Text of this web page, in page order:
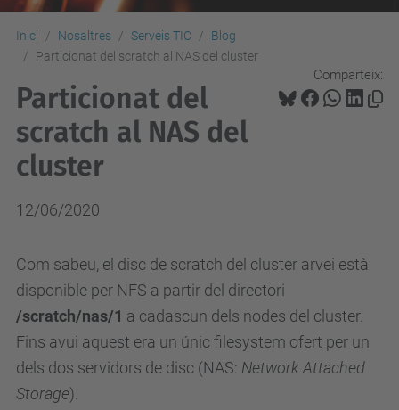
Inici Nosaltres Serveis TIC
Blog
Particionat del scratch al NAS del cluster
Comparteix:
Particionat del
scratch al NAS del
cluster
12/06/2020
Com sabeu, el disc de scratch del cluster arvei està
disponible per NFS a partir del directori
/scratch/nas/1 a cadascun dels nodes del cluster.
Fins avui aquest era un únic filesystem ofert per un
dels dos servidors de disc (NAS: Network Attached
Storage).